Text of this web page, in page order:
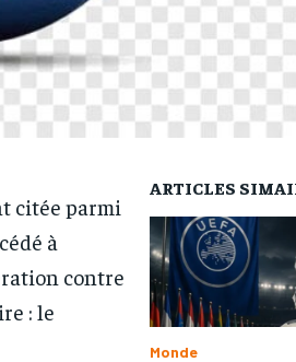
L’INTEGRAL
TOGOREGARD
LOMEBOUGEINFO
LEDEFENSEURINFO
228FOOT
ACTU LOMÉ
L’INTEGRAL
TOGOREGARD
LOMEBOUGEINFO
LEDEFENSEURINFO
228FOOT
ACTU LOMÉ
L’INTEGRAL
TOGOREGARD
LOMEBOUGEINFO
LEDEFENSEURINFO
228FOOT
ACTU LOMÉ
L’INTEGRAL
TOGOREGARD
LOMEBOUGEINFO
LEDEFENSEURINFO
228FOOT
ACTU LOMÉ
citée parmi
à
contre
: le
ARTICLES
Monde